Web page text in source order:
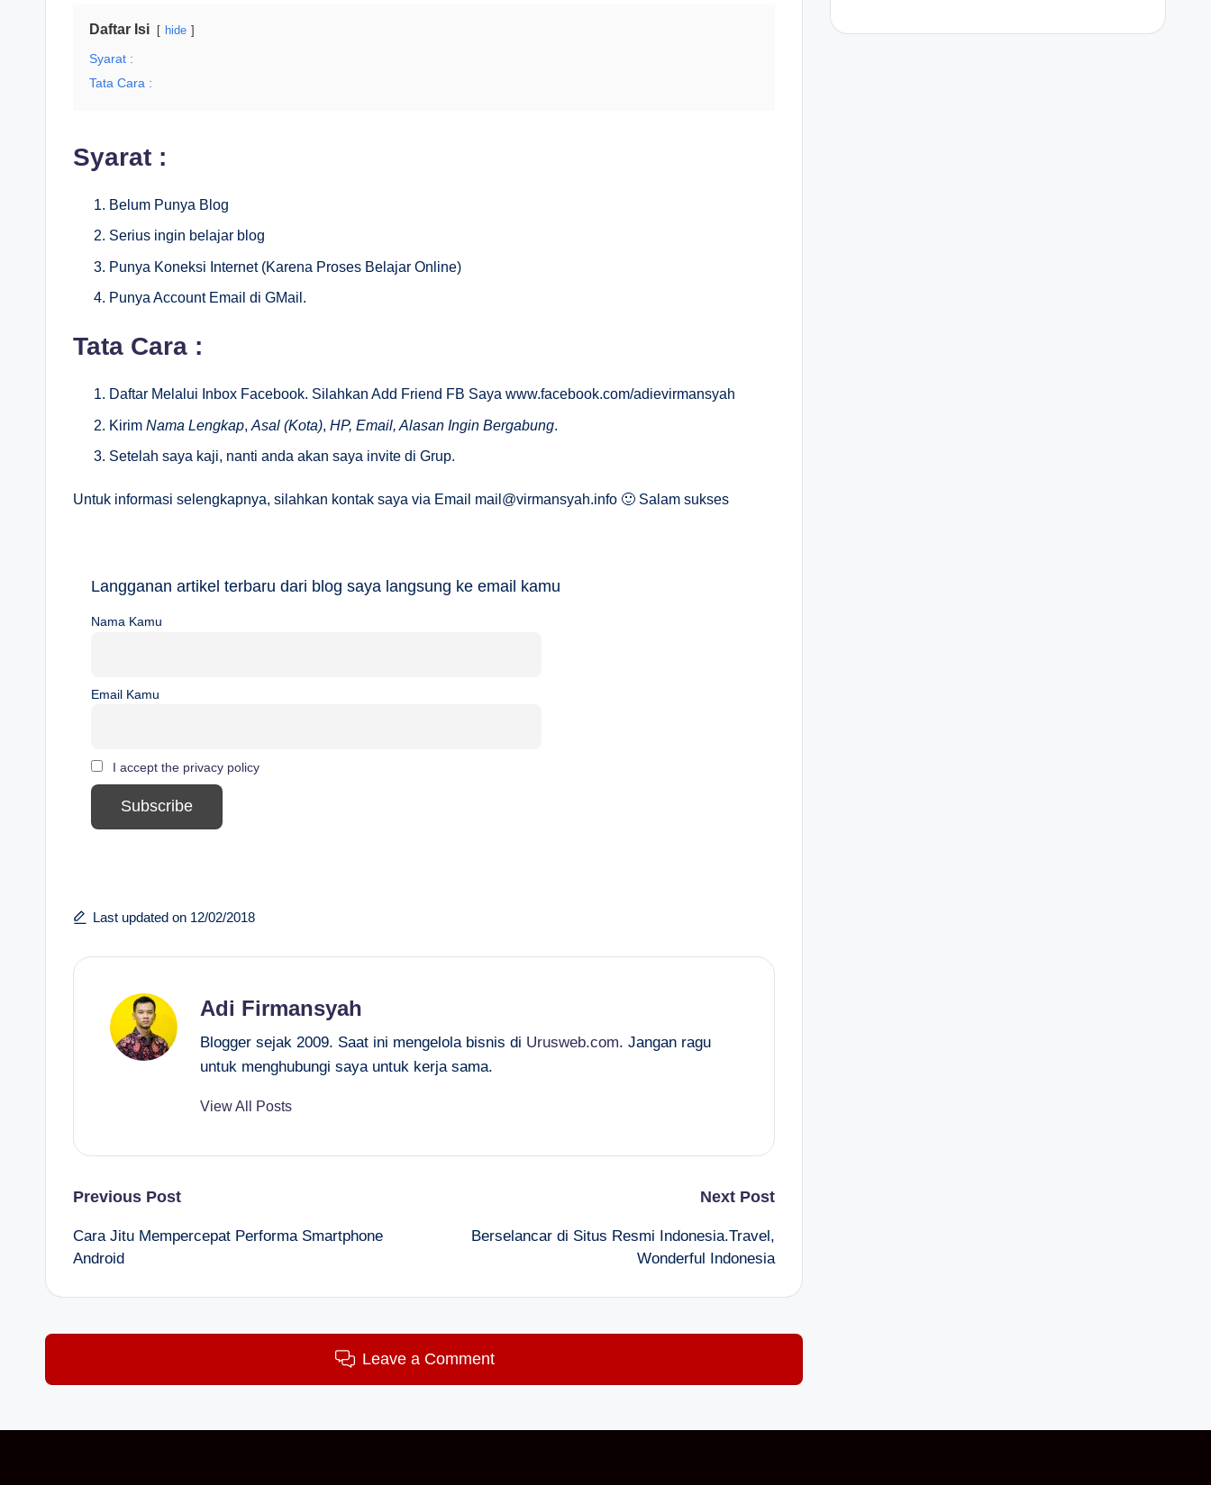
Daftar Isi hide
Syarat :
Tata Cara :
Syarat :
Belum Punya Blog
Serius ingin belajar blog
Punya Koneksi Internet (Karena Proses Belajar Online)
Punya Account Email di GMail.
Tata Cara :
Daftar Melalui Inbox Facebook. Silahkan Add Friend FB Saya www.facebook.com/adievirmansyah
Kirim Nama Lengkap, Asal (Kota), HP, Email, Alasan Ingin Bergabung.
Setelah saya kaji, nanti anda akan saya invite di Grup.
Untuk informasi selengkapnya, silahkan kontak saya via Email mail@virmansyah.info 🙂 Salam sukses
Langganan artikel terbaru dari blog saya langsung ke email kamu
Nama Kamu
Email Kamu
I accept the privacy policy
Last updated on 12/02/2018
Adi Firmansyah
Blogger sejak 2009. Saat ini mengelola bisnis di Urusweb.com. Jangan ragu
untuk menghubungi saya untuk kerja sama.
View All Posts
Post
navigation
Previous Post
Cara Jitu Mempercepat Performa Smartphone
Android
Next Post
Berselancar di Situs Resmi Indonesia.Travel,
Wonderful Indonesia
Leave a Comment